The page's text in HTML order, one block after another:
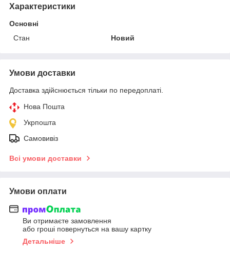
Характеристики
Основні
Стан
Новий
Умови доставки
Доставка здійснюється тільки по передоплаті.
Нова Пошта
Укрпошта
Самовивіз
Всі умови доставки
Умови оплати
Ви отримаєте замовлення
або гроші повернуться на вашу картку
Детальніше